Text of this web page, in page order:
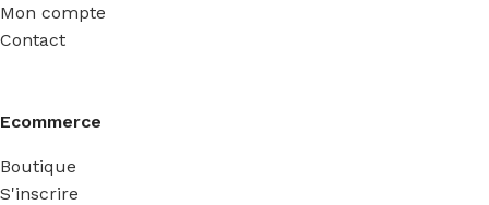
Mon compte
Contact
Ecommerce
Boutique
S'inscrire